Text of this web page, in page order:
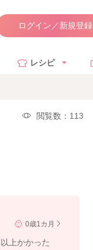
ログイン／新規登録
レシピ
閲覧数：113
0歳1カ月
上かかった